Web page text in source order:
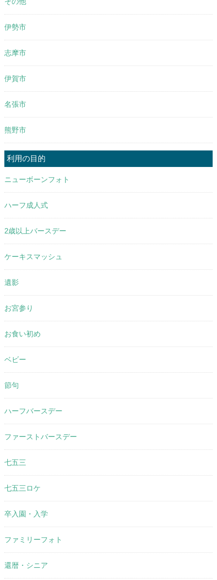
伊勢市
志摩市
伊賀市
名張市
熊野市
利用の目的
ニューボーンフォト
ハーフ成人式
2歳以上バースデー
ケーキスマッシュ
遺影
お宮参り
お食い初め
ベビー
節句
ハーフバースデー
ファーストバースデー
七五三
七五三ロケ
卒入園・入学
ファミリーフォト
還暦・シニア